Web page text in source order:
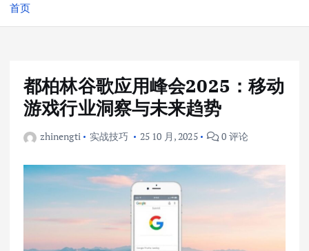
首页
都柏林谷歌应用峰会2025：移动
游戏行业洞察与未来趋势
zhinengti 实战技巧 25 10 月, 2025 0 评论